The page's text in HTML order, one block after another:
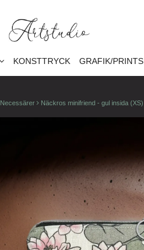
Necessärer Näckros minifriend - gul insida (XS)
KONSTTRYCK GRAFIK/PRINTS